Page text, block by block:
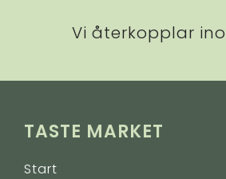
Vi återkopplar
TASTE MARKET
Start